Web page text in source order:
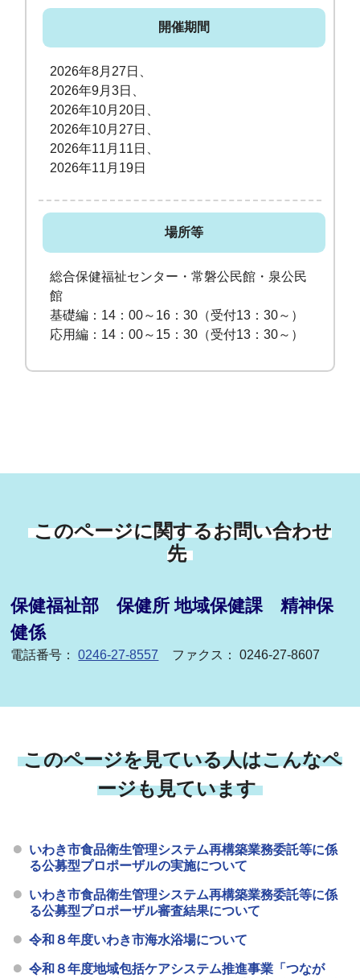
開催期間
2026年8月27日、
2026年9月3日、
2026年10月20日、
2026年10月27日、
2026年11月11日、
2026年11月19日
場所等
総合保健福祉センター・常磐公民館・泉公民
館
基礎編：14：00～16：30（受付13：30～）
応用編：14：00～15：30（受付13：30～）
このページに関するお問い合わせ
先
保健福祉部 保健所 地域保健課 精神保
健係
電話番号：0246-27-8557 ファクス： 0246-27-8607
このページを見ている人はこんなペ
ージも見ています
いわき市食品衛生管理システム再構築業務委託等に係
る公募型プロポーザルの実施について
いわき市食品衛生管理システム再構築業務委託等に係
る公募型プロポーザル審査結果について
令和８年度いわき市海水浴場について
令和８年度地域包括ケアシステム推進事業「つなが